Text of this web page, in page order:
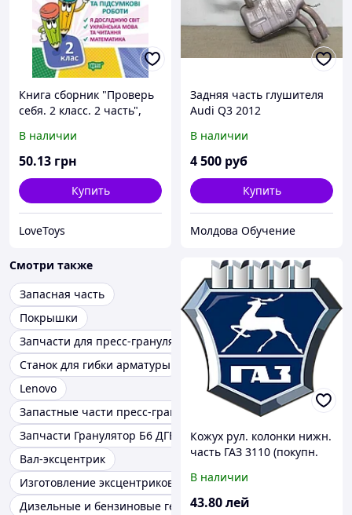
Книга сборник "Проверь
себя. 2 класс. 2 часть",
В наличии
50.13 грн
Купить
LoveToys
Задняя часть глушителя
Audi Q3 2012
В наличии
4 500 руб
Купить
Молдова Обучение
Смотри также
Запасная часть
Покрышки
Запчасти для пресс-грануляторов
Станок для гибки арматуры
Lenovo
Запастные части пресс-гранулятора Б6-ДГВ
Запчасти Гранулятор Б6 ДГВ
Вал-эксцентрик
Изготовление эксцентриковых валов
Дизельные и бензиновые генераторы
Кожух рул. колонки нижн.
часть ГАЗ 3110 (покупн.
В наличии
43.80лей